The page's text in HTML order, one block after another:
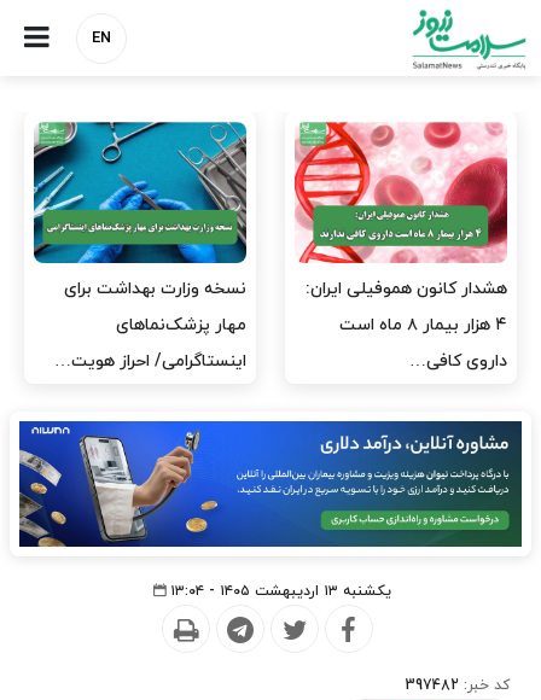
EN
مدیران پرستاری باید حامی
پرستاران باشند، نه عامل فشار
مدیریت سلامت، میدان
آزمون و خطا نیست
یکشنبه ۱۳ اردیبهشت ۱۴۰۵ - ۱۳:۰۴
کد خبر: 397482